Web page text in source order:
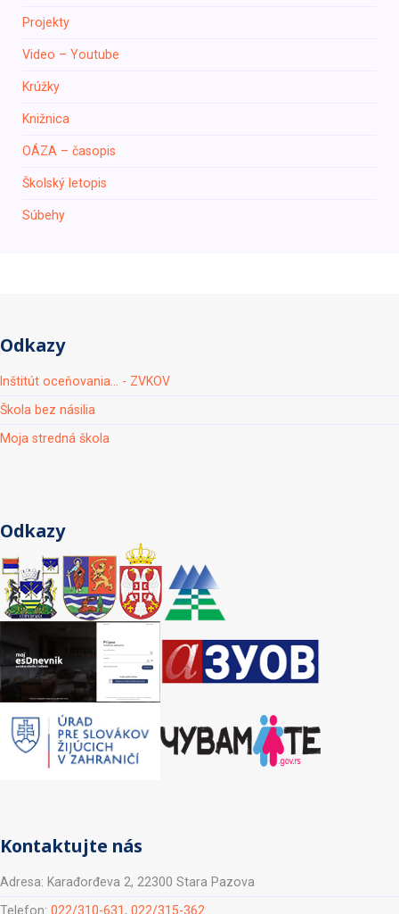
Projekty
Video – Youtube
Krúžky
Knižnica
ОÁZA – časopis
Školský letopis
Súbehy
Odkazy
Inštitút oceňovania... - ZVKOV
Škola bez násilia
Moja stredná škola
Odkazy
Kontaktujte nás
Adresa: Karađorđeva 2, 22300 Stara Pazova
Telefon: 022/310-631, 022/315-362